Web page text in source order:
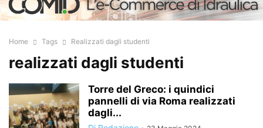
Home Tags Realizzati dagli studenti
realizzati dagli studenti
Torre del Greco: i quindici
pannelli di via Roma realizzati
dagli...